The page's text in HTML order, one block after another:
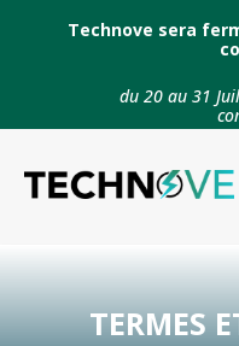
Technove sera
du 20 au 31
TERMES